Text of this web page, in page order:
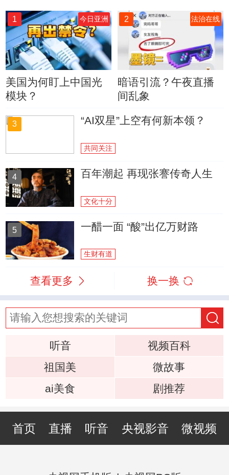
1 今日亚洲
美国为何盯上中国光
模块？
2 法治在线
暗语引流？午夜直播
间乱象
3 “AI双星”上空有何新本领？
共同关注
4 百年潮起 再现张謇传奇人生
文化十分
5 一醋一面 “酸”出亿万财路
生财有道
查看更多 换一换
听音
视频百科
祖国美
微故事
ai美食
剧推荐
首页 直播 听音 央视影音 微视频